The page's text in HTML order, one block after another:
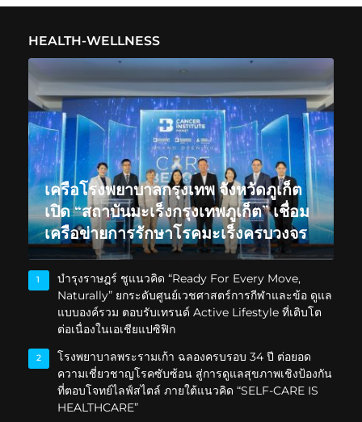
HEALTH-WELLNESS
เครือโรงพยาบาลกรุงเทพ จังหวัดภูเก็ต
เปิด “สถาบันมะเร็งกรุงเทพภูเก็ต” เชื่อม
เครือข่ายการรักษาโรคมะเร็งครบวงจร
1
บำรุงราษฎร์ ชูแนวคิด “Ready For Every Move,
Naturally” ยกระดับศูนย์เวชศาสตร์การกีฬาและข้อ ดูแล
แบบองค์รวม ตอบรับเทรนด์ Active Lifestyle ที่เติบโต
ต่อเนื่องในเอเชียแปซิฟิก
2
โรงพยาบาลพระรามเก้า ฉลองครบรอบ 34 ปี ต่อยอด
ความเชี่ยวชาญโรคซับซ้อน สู่การดูแลสุขภาพเชิงป้องกัน
ที่ตอบโจทย์ไลฟ์สไตล์ ภายใต้แนวคิด “SELF-CARE IS
HEALTHCARE”